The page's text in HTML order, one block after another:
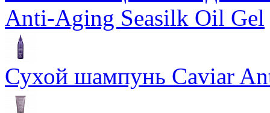
Anti-Aging Seasilk Oil Gel
Сухой шампунь Caviar